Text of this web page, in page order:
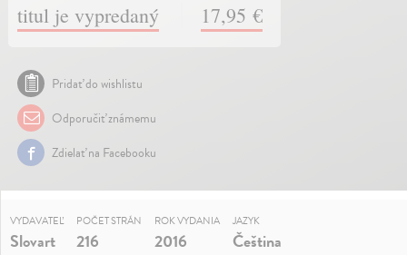
titul je vypredaný 17,95 €
Pridať do wishlistu
Odporučiť známemu
Zdielať na Facebooku
VYDAVATEĽ
Slovart
POČET STRÁN
216
ROK VYDANIA
2016
JAZYK
Čeština